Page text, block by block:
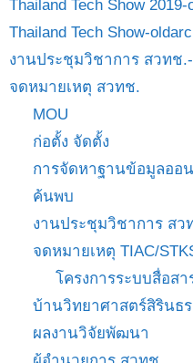
Thailand Tech Show
Thailand Tech Show-
งานประชุมวิชาการ สวทช.-
จดหมายเหตุ สวทช.
MOU
ก่อตั้ง จัดตั้ง
การจัดหาฐานข้อมูลออ
ค้นพบ
งานประชุมวิชาการ สว
จดหมายเหตุ TIAC/
โครงการระบบสื่อส
บ้านวิทยาศาสตร์สิรินธร
ผลงานวิจัยพัฒนา